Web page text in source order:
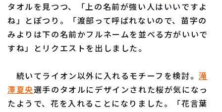
タオルを見つつ、「上の名前が強い人はいいですよ
ね」とぽつり。「渡部って呼ばれないので、苗字の
みよりは下の名前かフルネームを並べる方がいいで
すね」とリクエストを出しました。
続いてライオン以外に入れるモチーフを検討。滝
澤夏央選手のタオルにデザインされた桜が気になっ
たようで、花を入れることになりました。「花言葉